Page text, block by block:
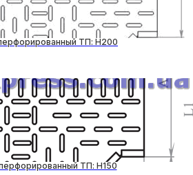
ТП: H200
ТП: H150